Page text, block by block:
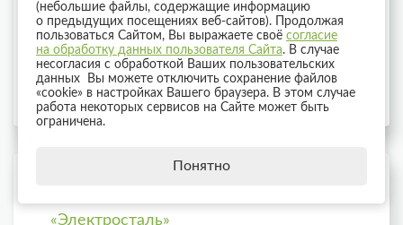
РЕЖИМ РАБОТЫ КАСС
Пн — Пт 10:00–19:00
«Электросталь»
(небольшие файлы, содержащие информацию
о предыдущих посещениях веб-сайтов). Продолжая
пользоваться Сайтом, Вы выражаете своё согласие
на обработку данных пользователя Сайта. В случае
несогласия с обработкой Ваших пользовательских
данных Вы можете отключить сохранение файлов
«cookie» в настройках Вашего браузера. В этом случае
работа некоторых сервисов на Сайте может быть
ограничена.
Понятно